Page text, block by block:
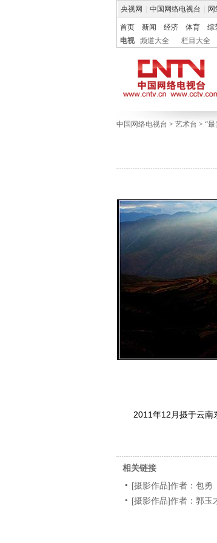
央视网 中国网络电视台
首页 新闻 经济 体育 综
电视
频道大全 栏目大全
中国网络电视台 > 艺术台 > “
2011年12月摄于云南东
相关链接
[摄影作品]作者：包勇
[摄影作品]作者：郭玉